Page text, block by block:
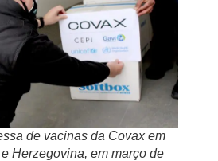
de vacinas da Covax em
Herzegovina, em março de